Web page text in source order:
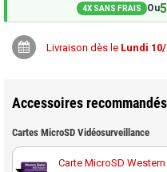
4X SANS FRAIS Ou
Livraison dès le Lundi
Accessoires recommandés
Cartes MicroSD Vidéosurveillance
Carte MicroSD